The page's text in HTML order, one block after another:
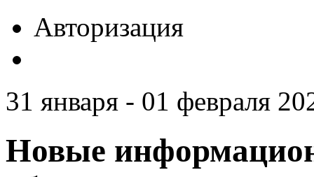
Авторизация
31 января - 01 февраля
Новые